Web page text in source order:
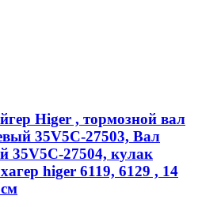
Higer , тормозной вал
35V5C-27503, Вал
35V5C-27504, кулак
higer 6119, 6129 , 14